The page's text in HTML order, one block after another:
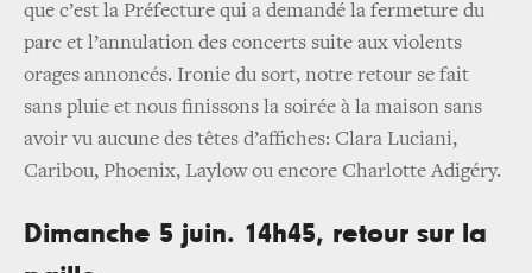
que c’est la Préfecture qui a demandé la fermeture du
parc et l’annulation des concerts suite aux violents
orages annoncés. Ironie du sort, notre retour se fait
sans pluie et nous finissons la soirée à la maison sans
avoir vu aucune des têtes d’affiches: Clara Luciani,
Caribou, Phoenix, Laylow ou encore Charlotte Adigéry.
Dimanche 5 juin. 14h45, retour sur la